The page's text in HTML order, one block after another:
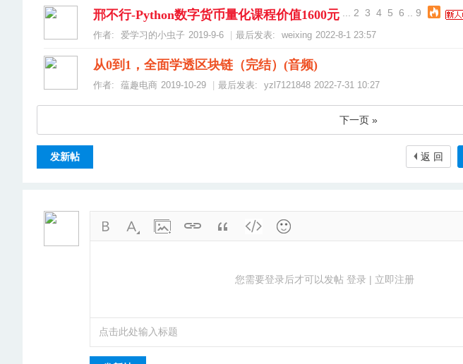
邢不行-Python数字货币量化课程价值1600元 2 3 4 5 6 9
作者: 爱学习的小虫子 2019-9-6 最后发表: weixing 2022-8-1 23:57
从0到1，全面学透区块链（完结）(音频)
作者: 蕴趣电商 2019-10-29 最后发表: yzl7121848 2022-7-31 10:27
下一页 »
返 回
发新帖
您需要登录后才可以发帖 登录 | 立即注册